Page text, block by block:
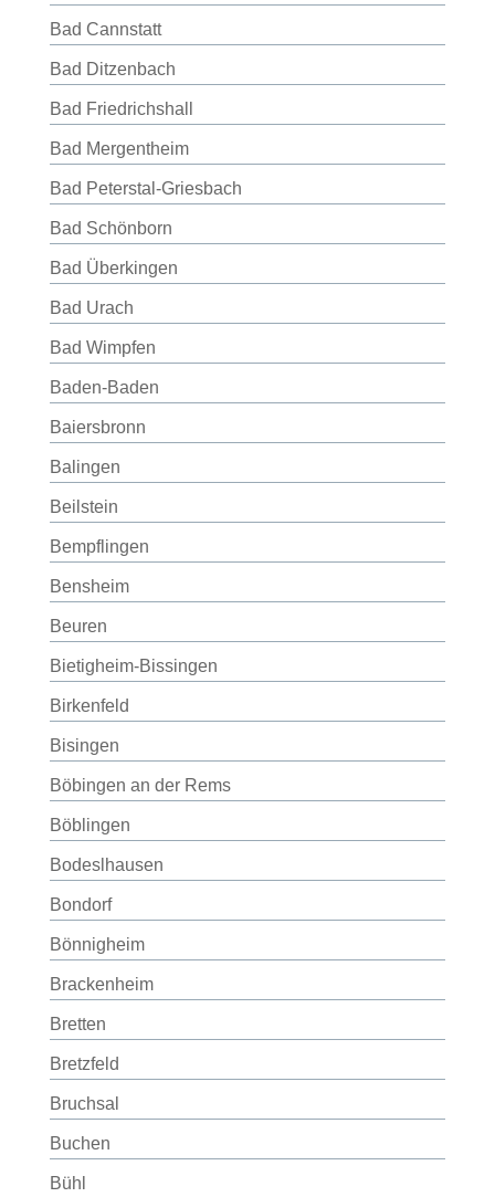
Bad Cannstatt
Bad Ditzenbach
Bad Friedrichshall
Bad Mergentheim
Bad Peterstal-Griesbach
Bad Schönborn
Bad Überkingen
Bad Urach
Bad Wimpfen
Baden-Baden
Baiersbronn
Balingen
Beilstein
Bempflingen
Bensheim
Beuren
Bietigheim-Bissingen
Birkenfeld
Bisingen
Böbingen an der Rems
Böblingen
Bodeslhausen
Bondorf
Bönnigheim
Brackenheim
Bretten
Bretzfeld
Bruchsal
Buchen
Bühl